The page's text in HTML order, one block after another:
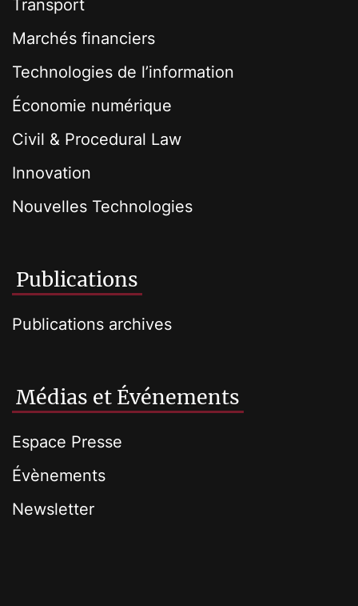
Transport
Marchés financiers
Technologies de l’information
Économie numérique
Civil & Procedural Law
Innovation
Nouvelles Technologies
Publications
Publications archives
Médias et Événements
Espace Presse
Évènements
Newsletter